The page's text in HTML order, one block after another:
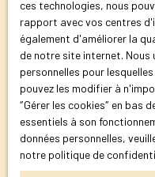
Grâce à notreexpertise
lesfinancements
facilitons les
chances de
ces technologies, nous
rapport avec vos centres
également d'améliorer la
de notre site internet. Nous
personnelles pour
pouvez les modifier à
″Gérer les cookies″ en bas
essentiels à son
données personnelles,
notre politique de